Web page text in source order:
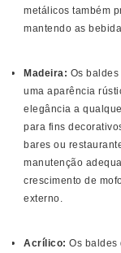
metálicos também
mantendo as
Madeira: Os
uma aparência
elegância a
para fins
bares ou
manutenção
crescimento de
externo.
Acrílico:Os baldes